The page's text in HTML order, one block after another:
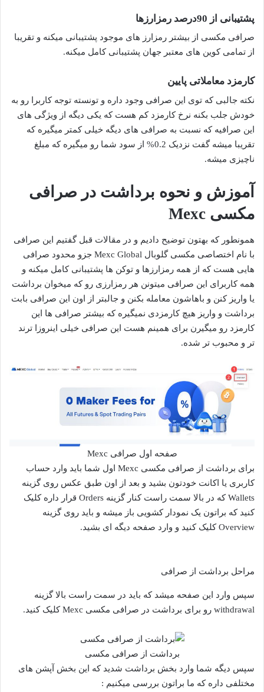
پشتیبانی از 90درصد رمزارزها
صرافی مکسی از بیشتر رمزارز های موجود پشتیبانی میکنه و تقریبا
از تمامی کوین های معتبر جهان پشتیبانی کامل میکنه.
کارمزد معاملاتی پایین
نکته جالبی که توی این صرافی وجود داره و تونسته توجه کاربرا رو به
خودش جلب بکنه نرخ کارمزد کم هست که یکی دیگه از ویژگی های
این صرافیه که نسبت به صرافی های دیگه خیلی کمتر میگیره که
تقریبا میشه گفت نزدیک 0.2% از سود شما رو میگیره که مبلغ
ناچیزی میشه.
آموزش و نحوه برداشت در صرافی
مکسی Mexc
همونطور که بهتون توضیح دادیم و در مقالات قبل گفتیم این صرافی
با نام اختصاصی مکسی گلوبال Mexc Global جزو محدود صرافی
هایی هست که از همه رمزارزها و توکن ها پشتیبانی کامل میکنه و
همه کاربرای این صرافی میتونن هر رمزارزی رو که میخوان برداشت
یا واریز کنن و باهاشون معامله بکنن و جالبتر از اون این صرافی بابت
برداشت و واریز هیچ کارمزدی نمیگیره که بیشتر صرافی ها این
کارمزد رو میگیرن برای همینم هست این صرافی خیلی اینروزا ترند
تر و محبوب تر شده.
صفحه اول صرافی Mexc
برای برداشت از صرافی مکسی Mexc اول شما باید وارد حساب
کاربری یا اکانت خودتون بشید و بعد از اون طبق عکس روی گزینه
Wallets که در بالا سمت راست کنار گزینه Orders قرار داره کلیک
کنید که براتون یک نمودار کشویی باز میشه و باید روی گزینه
Overview کلیک کنید و وارد صفحه دیگه ای بشید.
مراحل برداشت از صرافی
سپس وارد این صفحه میشد که باید در سمت راست بالا گزینه
withdrawal رو برای برداشت در صرافی مکسی Mexc کلیک کنید.
برداشت از صرافی مکسی
سپس دیگه شما وارد بخش برداشت شدید که این بخش آپشن های
مختلفی داره که ما براتون بررسی میکنیم :